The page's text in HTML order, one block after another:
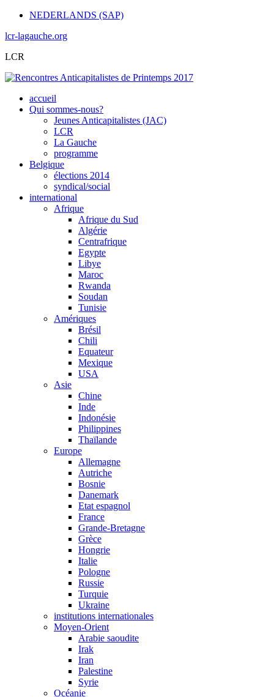
NEDERLANDS (SAP)
lcr-lagauche.org
LCR
accueil
Qui sommes-nous?
Jeunes Anticapitalistes (JAC)
LCR
La Gauche
programme
Belgique
élections 2014
syndical/social
international
Afrique
Afrique du Sud
Algérie
Centrafrique
Egypte
Libye
Maroc
Rwanda
Soudan
Tunisie
Amériques
Brésil
Chili
Equateur
Mexique
USA
Asie
Chine
Inde
Indonésie
Philippines
Thaïlande
Europe
Allemagne
Autriche
Bosnie
Danemark
Etat espagnol
France
Grande-Bretagne
Grèce
Hongrie
Italie
Pologne
Russie
Turquie
Ukraine
institutions internationales
Moyen-Orient
Arabie saoudite
Irak
Iran
Palestine
Syrie
Océanie